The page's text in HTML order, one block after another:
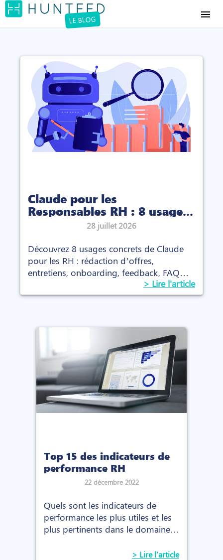
LE BLOG menu
Claude pour les
Responsables RH : 8 usages
concrets (avec les prompts)
28 juillet 2026
Découvrez 8 usages concrets de Claude
pour les RH : rédaction d’offres,
entretiens, onboarding, feedback, FAQ
interne et prompts prêts à l’emploi.> Lire l'article
Top 15 des indicateurs de
performance RH
22 décembre 2022
Quels sont les indicateurs de
performance les plus utiles et les
plus pertinents dans le domaine
Découvrez notre top 15.> Lire l'article